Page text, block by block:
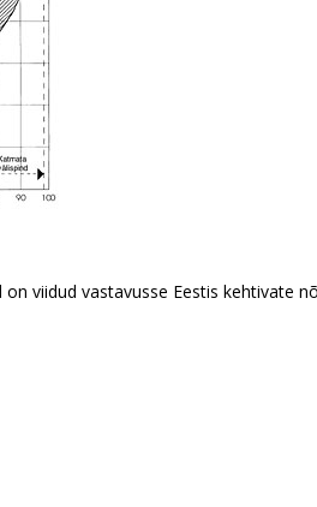
viidud vastavusse Eestis kehtivate